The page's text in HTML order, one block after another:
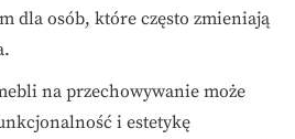
dla osób, które często zmieniają
na przechowywanie może
i estetykę